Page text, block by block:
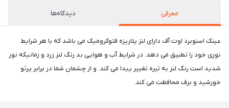
معرفی دیدگاه‌ها
عینک اسنوبرد اوت آف دارای لنز پلاریزه فتوکرومیک می باشد که با هر شرایط
نوری خود را تطبیق می دهد. در شرایط آب و هوایی بد رنگ لنز زرد و زمانیکه نور
شدید است رنگ لنز به تیره تغییر پیدا می کند. و از چشمان شما در برابر پرتو
خورشید و برف محافظت می کند.